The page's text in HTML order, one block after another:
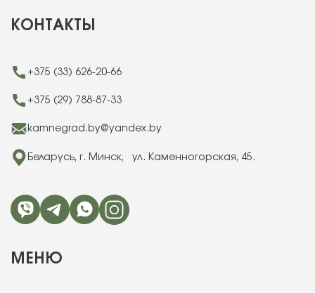
КОНТАКТЫ
+375 (33) 626-20-66
+375 (29) 788-87-33
kamnegrad.by@yandex.by
Беларусь, г. Минск, ул. Каменногорская, 45.
МЕНЮ